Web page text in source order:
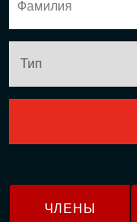
ЧЛЕНЫ